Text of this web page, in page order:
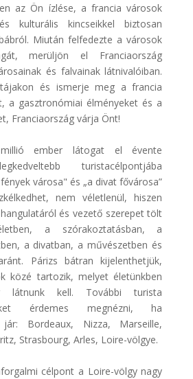
az Ön ízlése, a francia városok
kulturális kincseikkel biztosan
Miután felfedezte a városok
merüljön el Franciaország
és falvainak látnivalóiban.
és ismerje meg a francia
a gasztronómiai élményeket és a
Franciaország várja Önt!
ember látogat el évente
turistacélpontjába
városa" és „a divat fővárosa”
nem véletlenül, hiszen
és vezető szerepet tölt
a szórakoztatásban, a
a divatban, a művészetben és
Párizs bátran kijelenthetjük,
közé tartozik, melyet életünkben
látnunk kell. További turista
érdemes megnézni, ha
jár: Bordeaux, Nizza, Marseille,
Strasbourg, Arles, Loire-völgye.
célpont a Loire-völgy nagy